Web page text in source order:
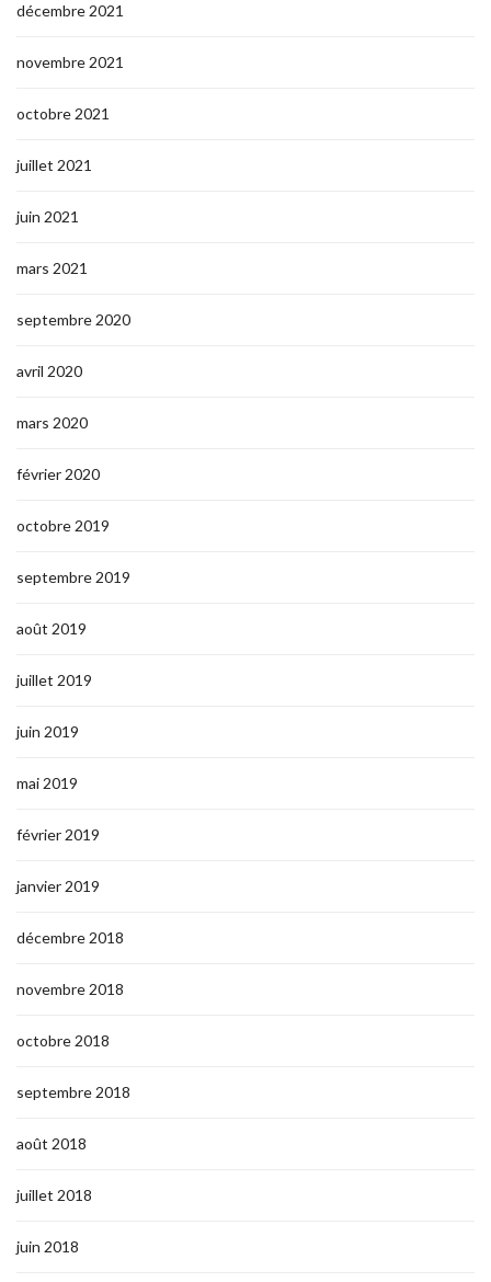
décembre 2021
novembre 2021
octobre 2021
juillet 2021
juin 2021
mars 2021
septembre 2020
avril 2020
mars 2020
février 2020
octobre 2019
septembre 2019
août 2019
juillet 2019
juin 2019
mai 2019
février 2019
janvier 2019
décembre 2018
novembre 2018
octobre 2018
septembre 2018
août 2018
juillet 2018
juin 2018